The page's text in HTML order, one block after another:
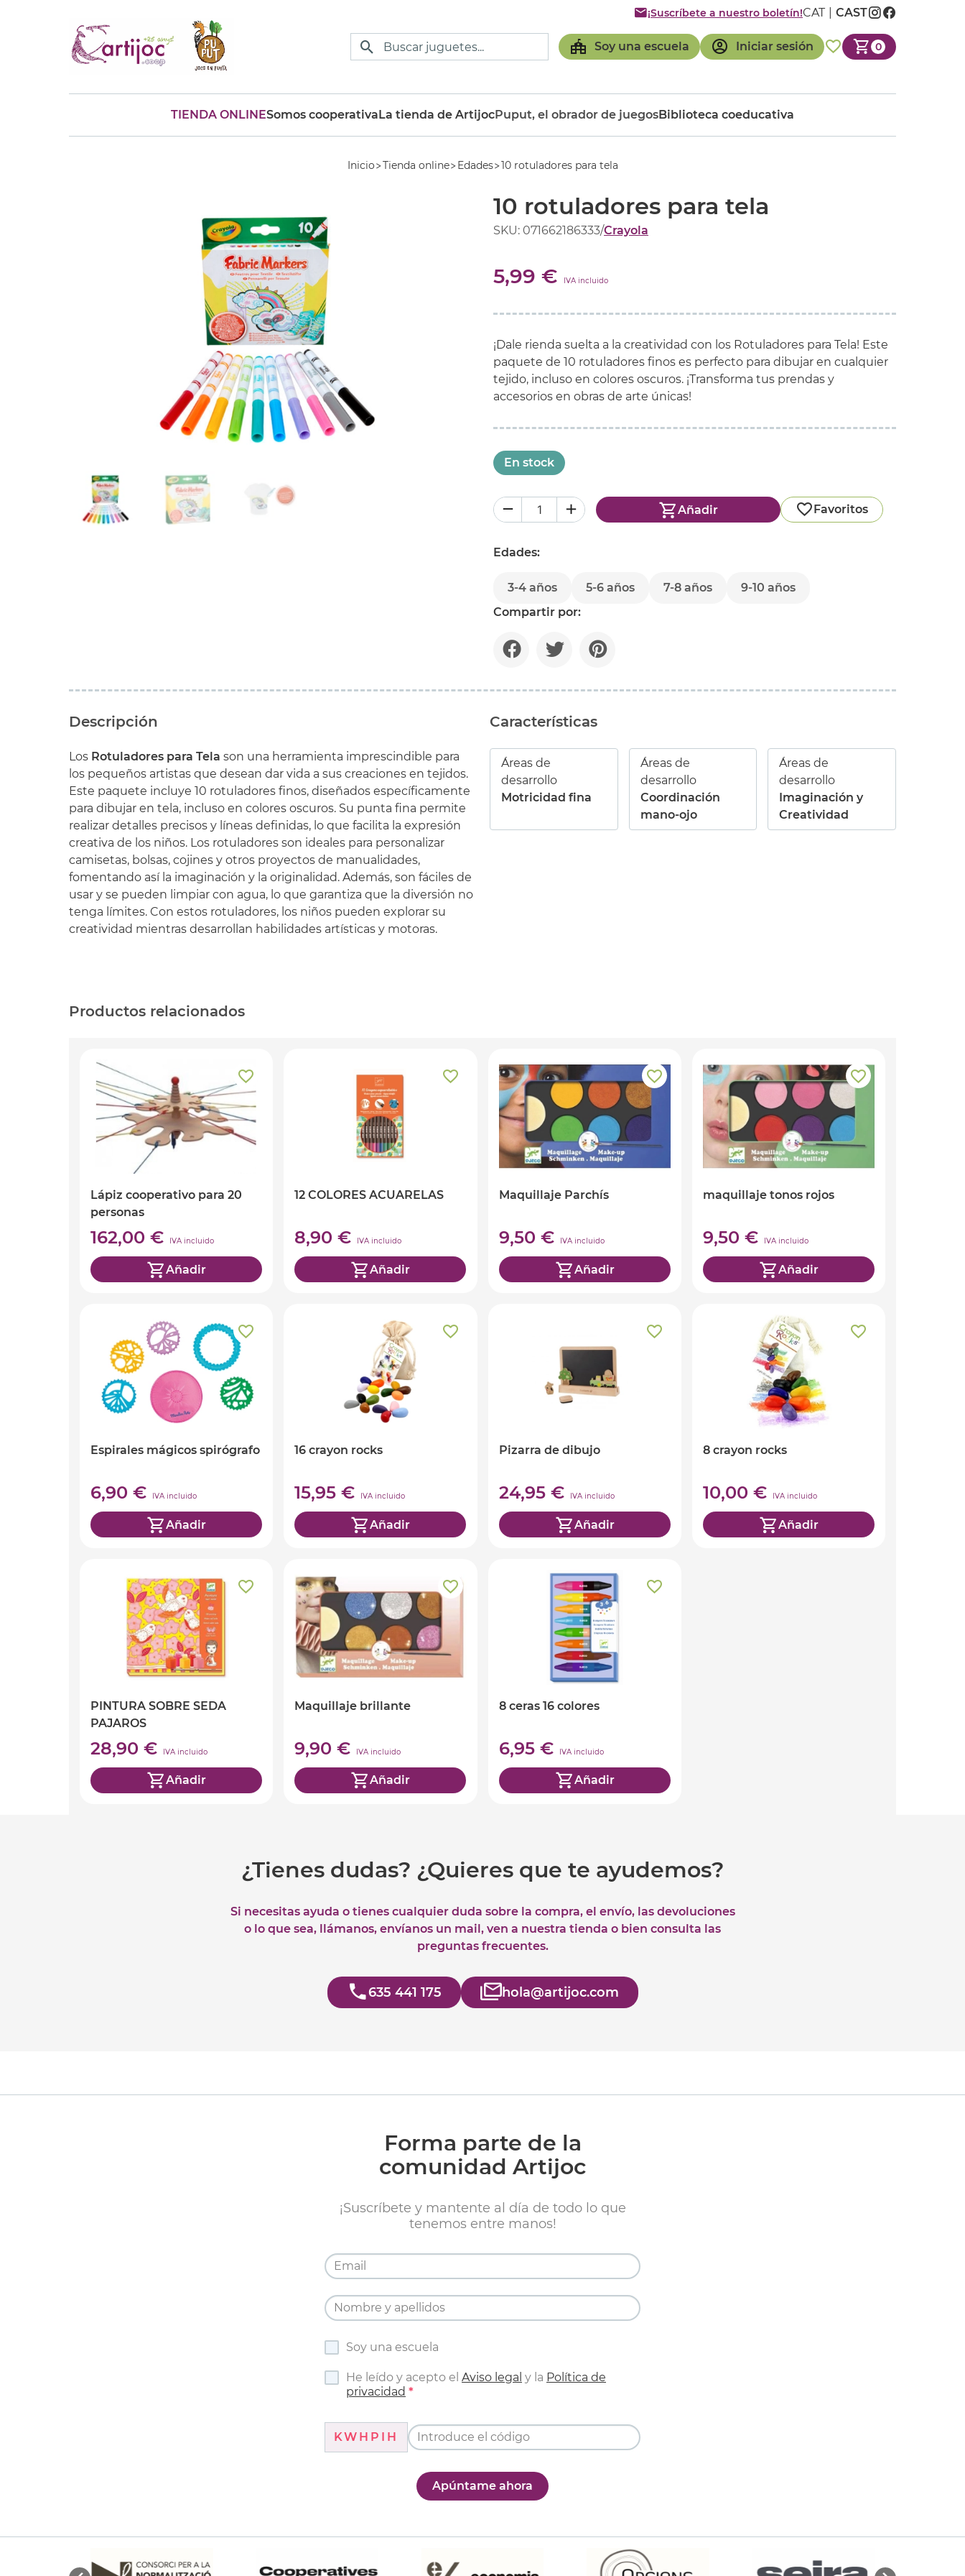
Soy una escuela Iniciar sesión 0
¡Suscríbete a nuestro boletín!CAT CAST
TIENDA ONLINESomos cooperativaLa tienda de ArtijocPuput, el obrador de juegosBiblioteca coeducativa
Inicio Tienda online Edades 10 rotuladores para tela
10 rotuladores para tela
SKU: 071662186333/Crayola
5,99 € IVA incluido
¡Dale rienda suelta a la creatividad con los Rotuladores para Tela! Este
paquete de 10 rotuladores finos es perfecto para dibujar en cualquier
tejido, incluso en colores oscuros. ¡Transforma tus prendas y
accesorios en obras de arte únicas!
En stock
Añadir Favoritos
Edades:
3-4 años 5-6 años 7-8 años
9-10 años
Compartir por:
Descripción
Los Rotuladores para Tela son una herramienta imprescindible para
los pequeños artistas que desean dar vida a sus creaciones en tejidos.
Este paquete incluye 10 rotuladores finos, diseñados específicamente
para dibujar en tela, incluso en colores oscuros. Su punta fina permite
realizar detalles precisos y líneas definidas, lo que facilita la expresión
creativa de los niños. Los rotuladores son ideales para personalizar
camisetas, bolsas, cojines y otros proyectos de manualidades,
fomentando así la imaginación y la originalidad. Además, son fáciles de
usar y se pueden limpiar con agua, lo que garantiza que la diversión no
tenga límites. Con estos rotuladores, los niños pueden explorar su
creatividad mientras desarrollan habilidades artísticas y motoras.
Características
Áreas de
desarrollo
Motricidad fina
Áreas de
desarrollo
Coordinación
mano-ojo
Áreas de
desarrollo
Imaginación y
Creatividad
Productos relacionados
Lápiz cooperativo para 20
personas
162,00 € IVA incluido
Añadir
12 COLORES ACUARELAS
8,90 € IVA incluido
Añadir
Maquillaje Parchís
9,50 € IVA incluido
Añadir
maquillaje tonos rojos
9,50 € IVA incluido
Añadir
Espirales mágicos spirógrafo
6,90 € IVA incluido
Añadir
16 crayon rocks
15,95 € IVA incluido
Añadir
Pizarra de dibujo
24,95 € IVA incluido
Añadir
8 crayon rocks
10,00 € IVA incluido
Añadir
PINTURA SOBRE SEDA
PAJAROS
28,90 € IVA incluido
Añadir
Maquillaje brillante
9,90 € IVA incluido
Añadir
8 ceras 16 colores
6,95 € IVA incluido
Añadir
¿Tienes dudas? ¿Quieres que te ayudemos?
Si necesitas ayuda o tienes cualquier duda sobre la compra, el envío, las devoluciones
o lo que sea, llámanos, envíanos un mail, ven a nuestra tienda o bien consulta las
preguntas frecuentes.
635 441 175 hola@artijoc.com
Forma parte de la
comunidad Artijoc
¡Suscríbete y mantente al día de todo lo que
tenemos entre manos!
Soy una escuela
He leído y acepto el Aviso legal y la Política de
privacidad
KWHPIH
Apúntame ahora